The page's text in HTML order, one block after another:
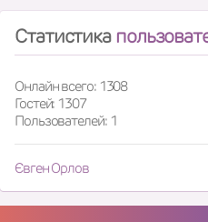
Статистика
Онлайн всего: 1308
Гостей: 1307
Пользователей: 1
Євген Орлов